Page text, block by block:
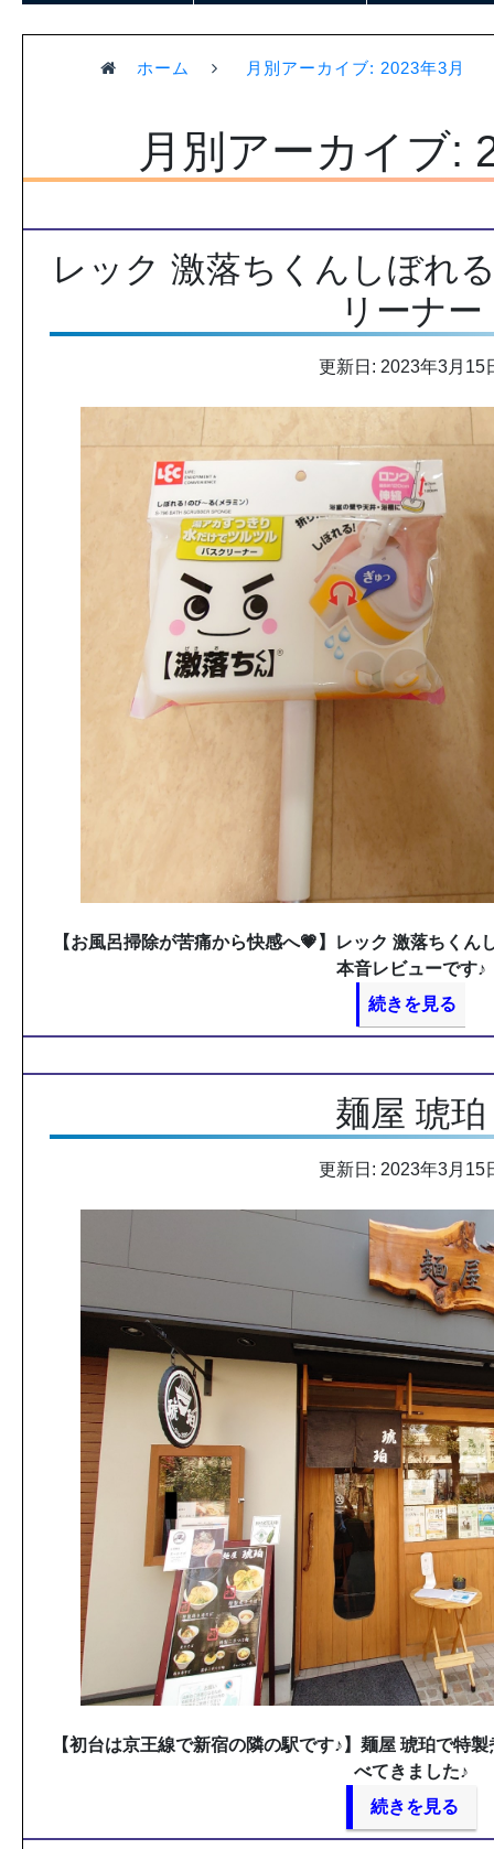
ホーム 月別アーカイブ: 2023年3月
月別アーカイブ:
レック 激落ちくんしぼれ
リーナー
更新日: 2023年3月15
【お風呂掃除が苦痛から快感へ💗】レック 激落ちく
本音レビューです♪
続きを見る
麺屋 琥珀
更新日: 2023年3月15
【初台は京王線で新宿の隣の駅です♪】麺屋 琥珀で特
べてきました♪
続きを見る